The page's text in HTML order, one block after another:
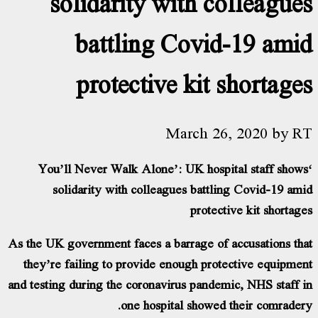
battling Covid-19
protective kit
March 26, 2020by
‘You’ll Never Walk Alone’: UK hospital staff
solidarity with colleagues battling Covid-19
protective kit
As the UK government faces a barrage of accusations
they’re failing to provide enough protective
and testing during the coronavirus pandemic, NHS staff
one hospital showed their